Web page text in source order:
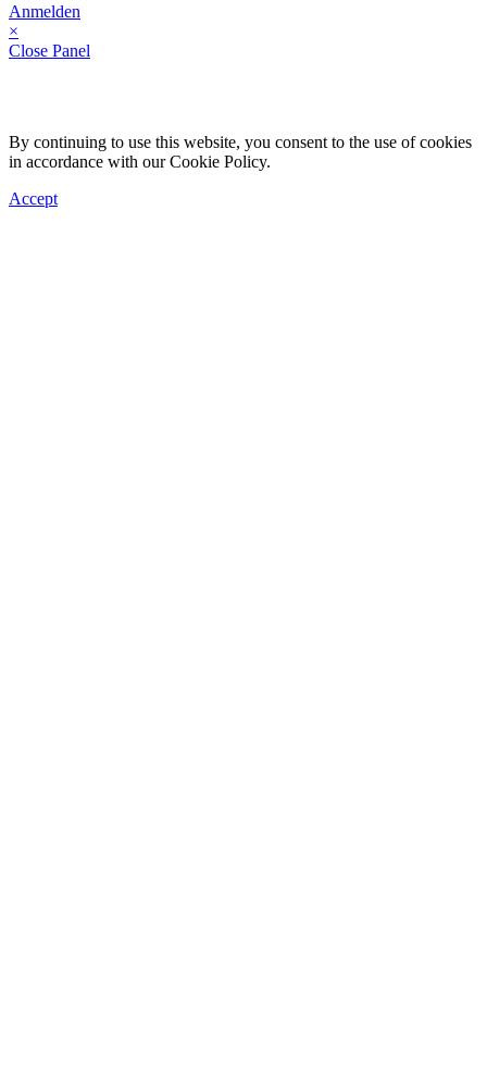
Anmelden
×
Close Panel
By continuing to use this website, you consent to the use of cookies
in accordance with our Cookie Policy.
Accept